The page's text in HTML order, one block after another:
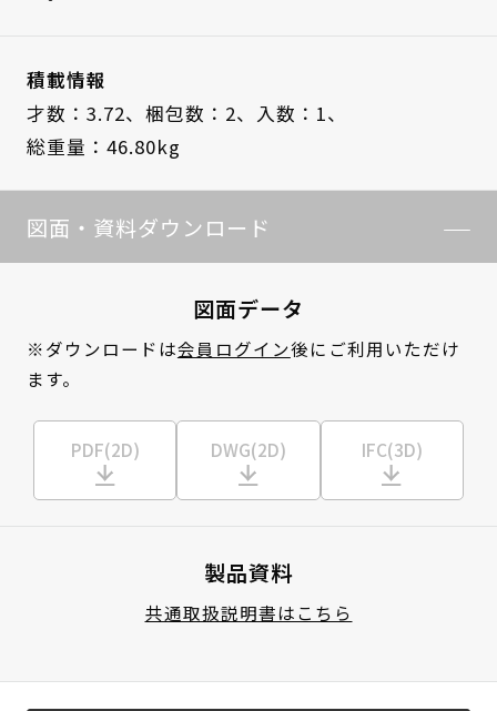
積載情報
才数：3.72、 梱包数：2、 入数：1、
総重量：46.80kg
図面・資料ダウンロード
図面データ
※ダウンロードは会員ログイン後にご利用いただけ
ます。
PDF(2D) DWG(2D) IFC(3D)
製品資料
共通取扱説明書はこちら